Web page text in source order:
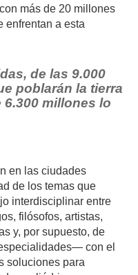
más de 20 millones
enfrentan a esta
de las 9.000
poblarán la tierra
6.300 millones lo
en las ciudades
de los temas que
interdisciplinar entre
filósofos, artistas,
y, por supuesto, de
con el
soluciones para